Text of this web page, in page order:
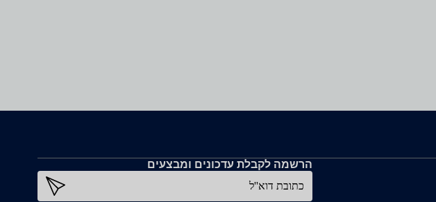
הרשמה לקבלת עדכונים ומבצעים
כתובת דוא''ל